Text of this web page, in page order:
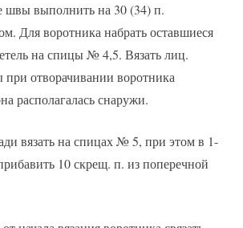
швы выполнить на 30 (34) п.
Для воротника набрать оставшиеся
на спицы № 4,5. Вязать лиц.
при отворачивании воротника
располагалась снаружи.
вязать на спицах № 5, при этом в 1-
10 скрещ. п. из поперечной